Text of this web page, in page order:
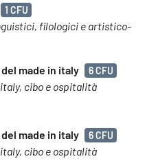
1 CFU
filologici e artistico-
made in italy 6 CFU
italy, cibo e ospitalità
made in italy 6 CFU
italy, cibo e ospitalità